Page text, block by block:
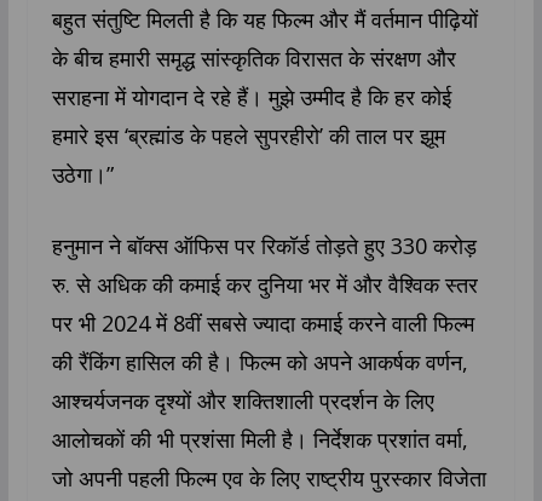
बहुत संतुष्टि मिलती है कि यह फिल्म और मैं वर्तमान पीढ़ियों
के बीच हमारी समृद्ध सांस्कृतिक विरासत के संरक्षण और
सराहना में योगदान दे रहे हैं। मुझे उम्मीद है कि हर कोई
हमारे इस ‘ब्रह्मांड के पहले सुपरहीरो’ की ताल पर झूम
उठेगा।”
हनुमान ने बॉक्स ऑफिस पर रिकॉर्ड तोड़ते हुए 330 करोड़
रु. से अधिक की कमाई कर दुनिया भर में और वैश्विक स्तर
पर भी 2024 में 8वीं सबसे ज्यादा कमाई करने वाली फिल्म
की रैंकिंग हासिल की है। फिल्म को अपने आकर्षक वर्णन,
आश्चर्यजनक दृश्यों और शक्तिशाली प्रदर्शन के लिए
आलोचकों की भी प्रशंसा मिली है। निर्देशक प्रशांत वर्मा,
जो अपनी पहली फिल्म एव के लिए राष्ट्रीय पुरस्कार विजेता